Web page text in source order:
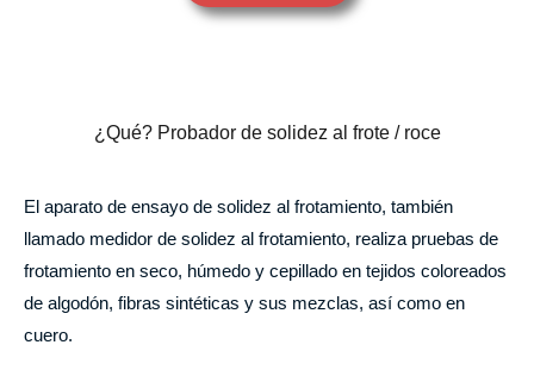
¿Qué? Probador de solidez al frote / roce
El aparato de ensayo de solidez al frotamiento, también
llamado medidor de solidez al frotamiento, realiza pruebas de
frotamiento en seco, húmedo y cepillado en tejidos coloreados
de algodón, fibras sintéticas y sus mezclas, así como en
cuero.